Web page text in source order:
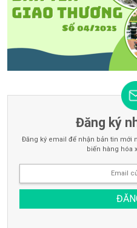
Đăng ký
Đăng ký email để nhận bản tin mới
biến hàng hóa